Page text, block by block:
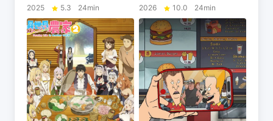
2025
5.3 24min
2026
10.0 24min